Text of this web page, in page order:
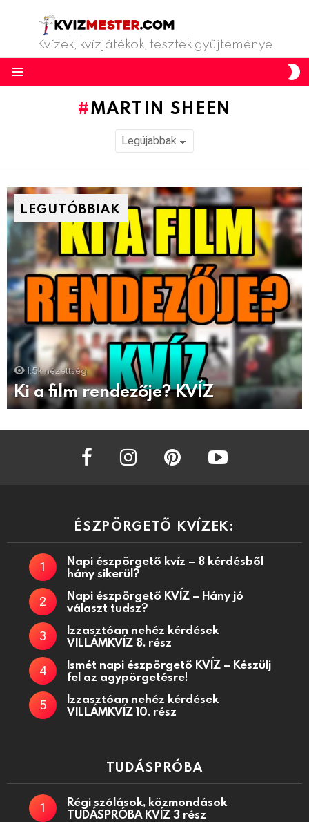
Kvízek, kvízjátékok, tesztek gyűjteménye
MARTIN SHEEN
LEGUTÓBBIAK
1.5k nézettség
Ki a film rendezője? KVÍZ
facebook instagram
ÉSZPÖRGETŐ KVÍZEK:
Napi észpörgető kvíz – 8 kérdésből
hány sikerül?
Napi észpörgető KVÍZ – Hány jó
választ tudsz?
Izzasztóan nehéz kérdések
VILLÁMKVÍZ 8. rész
Ismét napi észpörgető KVÍZ – Készülj
fel az agypörgetésre!
Izzasztóan nehéz kérdések
VILLÁMKVÍZ 10. rész
TUDÁSPRÓBA
Régi szólások, közmondások
TUDÁSPRÓBA KVÍZ 3 rész